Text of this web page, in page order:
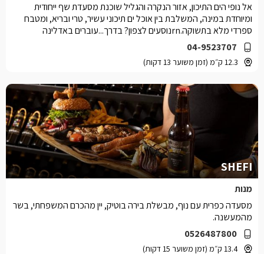
04-9523707
12.3 ק״מ (זמן משוער 13 דקות)
אל נופי הים התיכון, אזור הנקרה והגליל שוכנת מסעדת שף ייחודית
ומיוחדת במינה, המשלבת בין אוכל ים תיכוני עשיר, טרי ובריא, ומטבח
ספרדי מלא בתשוקה.rnנוסעים לצפון? בדרך...עוברים באדלינה
SHEFI
מנות
0526487800
13.4 ק״מ (זמן משוער 15 דקות)
מסעדה כפרית עם נוף, מבשלת בירה בוטיק, יין מהכרם המשפחתי, בשר
מהמעשנה.